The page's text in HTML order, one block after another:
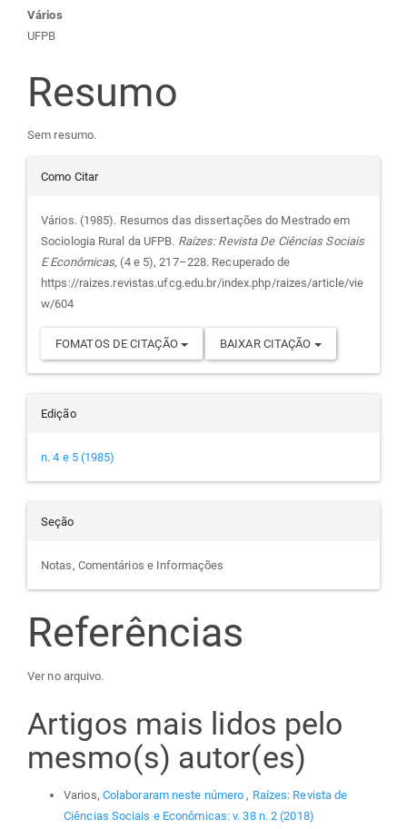
Conteúdo
do
artigo
principal
Vários
UFPB
Resumo
Sem resumo.
Detalhes
do
artigo
Como Citar
Vários. (1985). Resumos das dissertações do Mestrado em
Sociologia Rural da UFPB. Raízes: Revista De Ciências Sociais
E Econômicas, (4 e 5), 217–228. Recuperado de
https://raizes.revistas.ufcg.edu.br/index.php/raizes/article/vie
w/604
FOMATOS DE CITAÇÃO BAIXAR CITAÇÃO
Edição
n. 4 e 5 (1985)
Seção
Notas, Comentários e Informações
Referências
Ver no arquivo.
Artigos mais lidos pelo
mesmo(s) autor(es)
Varios, Colaboraram neste número, Raízes: Revista de
Ciências Sociais e Econômicas: v. 38 n. 2 (2018)